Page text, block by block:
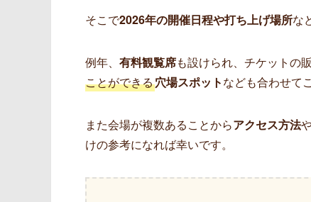
そこで2026年の開催日程や打ち上げ場所な
例年、 有料観覧席も設けられ、チケットの
ことができる穴場スポットなども合わせて
また会場が複数あることからアクセス方法
けの参考になれば幸いです。